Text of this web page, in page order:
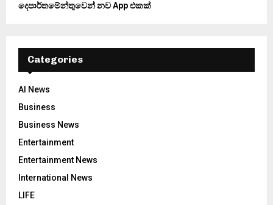
දෙපාර්තමේන්තුවෙන් නව App එකක්
Categories
AI News
Business
Business News
Entertainment
Entertainment News
International News
LIFE